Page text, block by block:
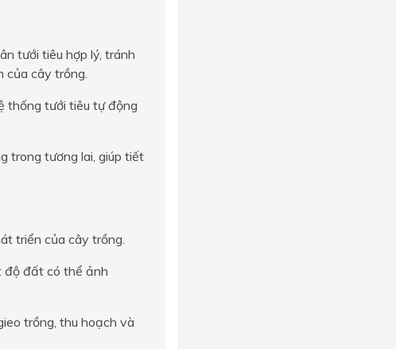
tưới tiêu hợp lý, tránh
của cây trồng.
thống tưới tiêu tự động
trong tương lai, giúp tiết
triển của cây trồng.
độ đất có thể ảnh
trồng, thu hoạch và